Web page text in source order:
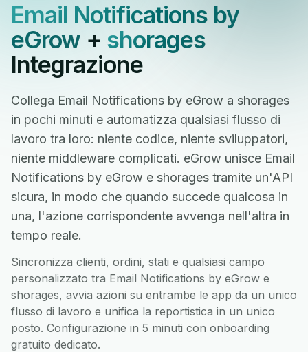
Email Notifications by
eGrow+ shorages
Integrazione
Collega Email Notifications by eGrow a shorages
in pochi minuti e automatizza qualsiasi flusso di
lavoro tra loro: niente codice, niente sviluppatori,
niente middleware complicati. eGrow unisce Email
Notifications by eGrow e shorages tramite un'API
sicura, in modo che quando succede qualcosa in
una, l'azione corrispondente avvenga nell'altra in
tempo reale.
Sincronizza clienti, ordini, stati e qualsiasi campo
personalizzato tra Email Notifications by eGrow e
shorages, avvia azioni su entrambe le app da un unico
flusso di lavoro e unifica la reportistica in un unico
posto. Configurazione in 5 minuti con onboarding
gratuito dedicato.